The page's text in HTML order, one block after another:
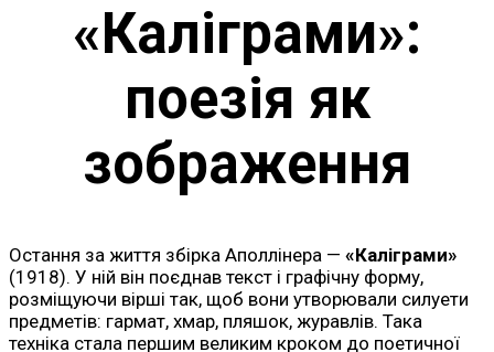
«Каліграми»:
поезія як
зображення
Остання за життя збірка Аполлінера — «Каліграми»
(1918). У ній він поєднав текст і графічну форму,
розміщуючи вірші так, щоб вони утворювали силуети
предметів: гармат, хмар, пляшок, журавлів. Така
техніка стала першим великим кроком до поетичної